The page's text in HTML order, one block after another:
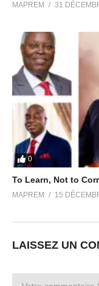
MAPREM 31
0
To Learn, Not to
MAPREM 15
LAISSEZ UN